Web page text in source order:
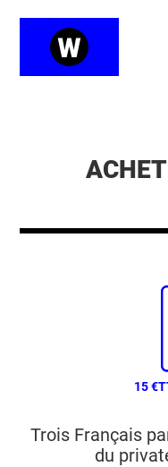
15 €
Trois Français
du